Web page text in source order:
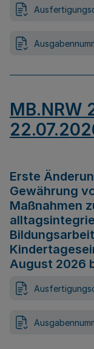
MB.NRW
Erste
Gewährung
Maßnahmen
August 2026